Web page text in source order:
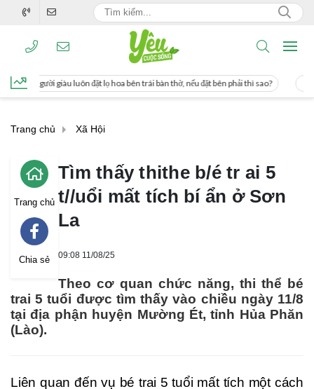
lọ hoa bên trái bàn thờ, nếu đặt bên phải thì sao? Cách uống nước mía
Trang chủ Xã Hội
Trang chủ
Chia sẻ
Tìm thấy thithe b/é tr ai 5
t//uổi mất tích bí ẩn ở Sơn
La
09:08 11/08/25
Theo cơ quan chức năng, thi thể bé
trai 5 tuổi được tìm thấy vào chiều ngày 11/8
tại địa phận huyện Mường Ét, tỉnh Hủa Phăn
(Lào).
Liên quan đến vụ bé trai 5 tuổi mất tích một cách